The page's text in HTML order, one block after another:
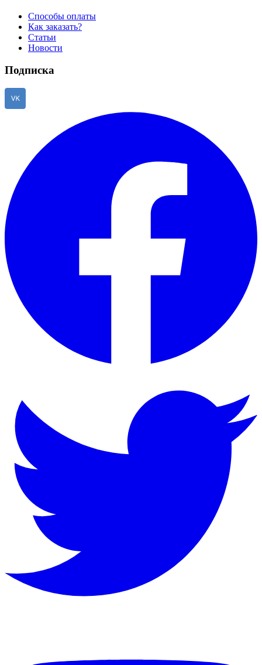
Способы оплаты
Как заказать?
Статьи
Новости
Подписка